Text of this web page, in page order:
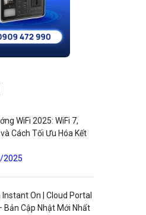
WiFi 2025: WiFi 7,
Cách Tối Ưu Hóa Kết
2025
On | Cloud Portal
Bản Cập Nhật Mới Nhất